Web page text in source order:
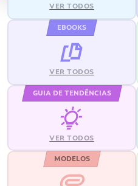
VER TODOS
EBOOKS
VER TODOS
GUIA DE TENDÊNCIAS
VER TODOS
MODELOS